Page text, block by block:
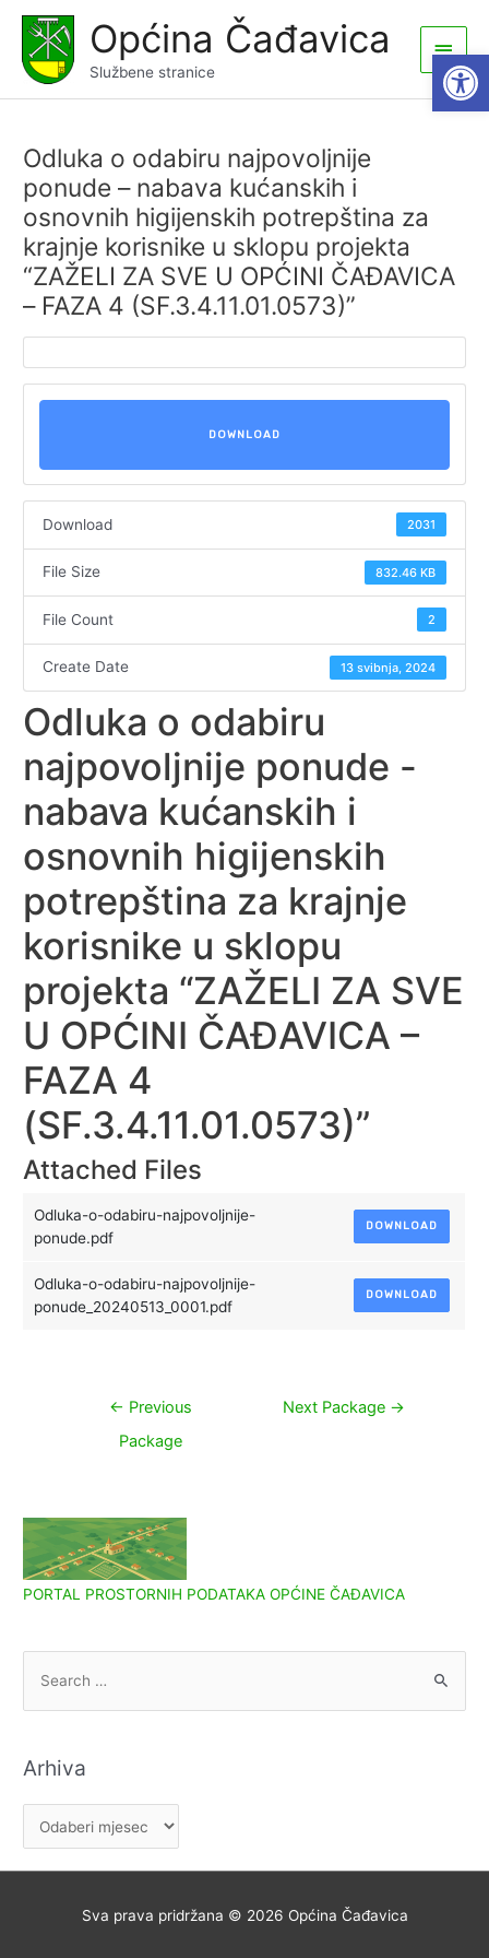
content
Općina Čađavica
Službene stranice
Main
Menu
Odluka o odabiru najpovoljnije
ponude – nabava kućanskih i
osnovnih higijenskih potrepština za
krajnje korisnike u sklopu projekta
“ZAŽELI ZA SVE U OPĆINI ČAĐAVICA
– FAZA 4 (SF.3.4.11.01.0573)”
DOWNLOAD
Download 2031
File Size 832.46 KB
File Count 2
Create Date 13 svibnja, 2024
Odluka o odabiru
najpovoljnije ponude -
nabava kućanskih i
osnovnih higijenskih
potrepština za krajnje
korisnike u sklopu
projekta “ZAŽELI ZA SVE
U OPĆINI ČAĐAVICA –
FAZA 4
(SF.3.4.11.01.0573)”
Attached Files
Odluka-o-odabiru-najpovoljnije-
ponude.pdf
DOWNLOAD
Odluka-o-odabiru-najpovoljnije-
ponude_20240513_0001.pdf
DOWNLOAD
Navigacija
← Previous
Package
Next Package →
PORTAL PROSTORNIH PODATAKA OPĆINE ČAĐAVICA
o
Arhiva
r
h
Sva prava pridržana © 2026 Općina Čađavica